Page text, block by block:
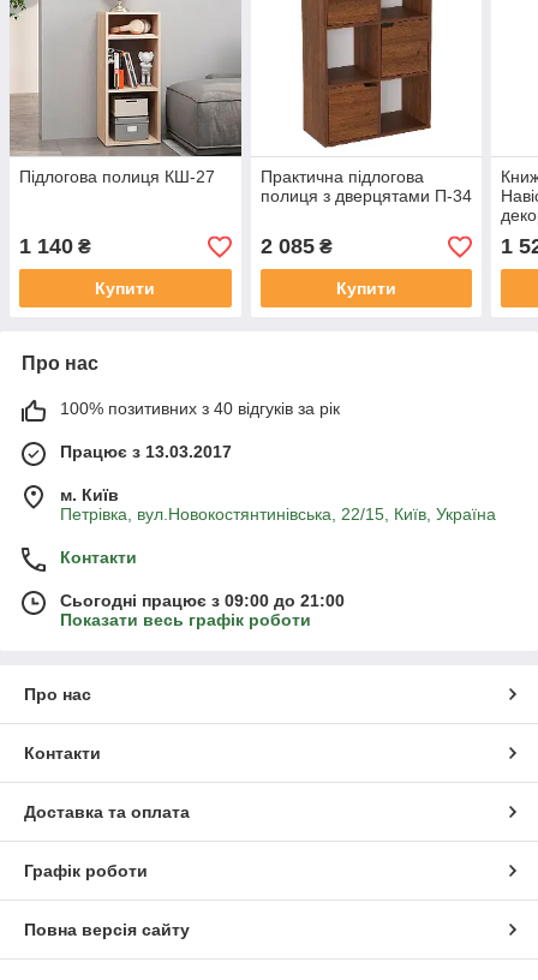
Підлогова полиця КШ-27
1 140 ₴
Купити
Практична підлогова
полиця з дверцятами П-34
2 085₴
Купити
1
Про нас
100% позитивних з 40 відгуків за рік
Працює з 13.03.2017
м. Київ
Петрівка, вул.Новокостянтинівська, 22/15, Київ, Україна
Контакти
Сьогодні працює з 09:00 до 21:00
Показати весь графік роботи
Про нас
Контакти
Доставка та оплата
Графік роботи
Повна версія сайту